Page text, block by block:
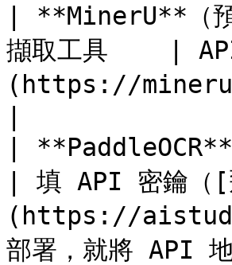
| **MinerU**（
擷取工具    |
(https://
|
| 填 API 密鑰（[
(https://
部署，就將 API